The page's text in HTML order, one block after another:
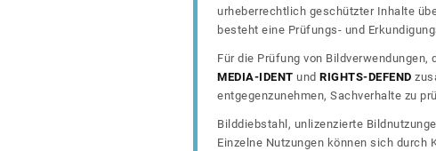
urheberrechtlich geschützter Inhalte
besteht eine Prüfungs- und
Für die Prüfung von
MEDIA-IDENT und RIGHTS-DEFEND
entgegenzunehmen, Sachverhalte zu
Bilddiebstahl, unlizenzierte
Einzelne Nutzungen können sich